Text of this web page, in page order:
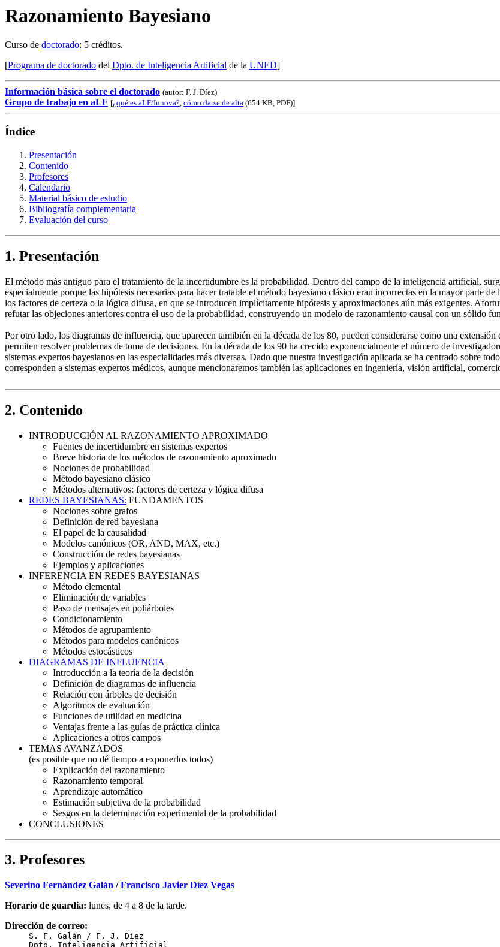
Razonamiento Bayesiano
Curso de doctorado: 5 créditos.
[Programa de doctorado del Dpto. de Inteligencia Artificial de la UNED]
Información básica sobre el doctorado (autor: F. J. Díez)
Grupo de trabajo en aLF [¿qué es aLF/Innova?, cómo darse de alta (654 KB, PDF)]
Índice
Presentación
Contenido
Profesores
Calendario
Material básico de estudio
Bibliografía complementaria
Evaluación del curso
1. Presentación
El método más antiguo para el tratamiento de la incertidumbre es la probabilidad. Dentro del campo de la inteligencia artificial,
especialmente porque las hipótesis necesarias para hacer tratable el método bayesiano clásico eran incorrectas en la mayor parte
los factores de certeza o la lógica difusa, en que se introducen implícitamente hipótesis y aproximaciones aún más exigentes.
refutar las objeciones anteriores contra el uso de la probabilidad, construyendo un modelo de razonamiento causal con un sólido
Por otro lado, los diagramas de influencia, que aparecen tamibién en la década de los 80, pueden considerarse como una
permiten resolver problemas de toma de decisiones. En la década de los 90 ha crecido exponencialmente el número de
sistemas expertos bayesianos en las especialidades más diversas. Dado que nuestra investigación aplicada se ha centrado sobre
corresponden a sistemas expertos médicos, aunque mencionaremos también las aplicaciones en ingeniería, visión artificial,
2. Contenido
INTRODUCCIÓN AL RAZONAMIENTO APROXIMADO
Fuentes de incertidumbre en sistemas expertos
Breve historia de los métodos de razonamiento aproximado
Nociones de probabilidad
Método bayesiano clásico
Métodos alternativos: factores de certeza y lógica difusa
REDES BAYESIANAS: FUNDAMENTOS
Nociones sobre grafos
Definición de red bayesiana
El papel de la causalidad
Modelos canónicos (OR, AND, MAX, etc.)
Construcción de redes bayesianas
Ejemplos y aplicaciones
INFERENCIA EN REDES BAYESIANAS
Método elemental
Eliminación de variables
Paso de mensajes en poliárboles
Condicionamiento
Métodos de agrupamiento
Métodos para modelos canónicos
Métodos estocásticos
DIAGRAMAS DE INFLUENCIA
Introducción a la teoría de la decisión
Definición de diagramas de influencia
Relación con árboles de decisión
Algoritmos de evaluación
Funciones de utilidad en medicina
Ventajas frente a las guías de práctica clínica
Aplicaciones a otros campos
TEMAS AVANZADOS
(es posible que no dé tiempo a exponerlos todos)
Explicación del razonamiento
Razonamiento temporal
Aprendizaje automático
Estimación subjetiva de la probabilidad
Sesgos en la determinación experimental de la probabilidad
CONCLUSIONES
3. Profesores
Severino Fernández Galán /Francisco Javier Díez Vegas
Horario de guardia: lunes, de 4 a 8 de la tarde.
Dirección de correo:
S. F. Galán / F. J. Díez
Dpto. Inteligencia Artificial